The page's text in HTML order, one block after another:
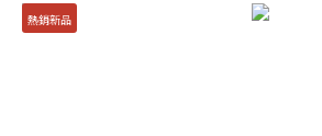
熱銷新品